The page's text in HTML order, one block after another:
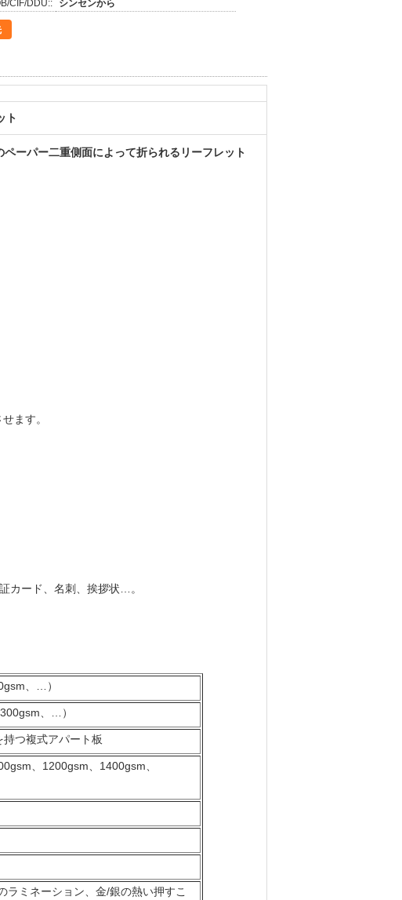
CIF/DDU::
シンセンから
ト
ーパー二重側面によって折られるリーフレット
ます。
カード、名刺、挨拶状…。
、…）
、…）
つ複式アパート板
、1200gsm、1400gsm、
ラミネーション、金/銀の熱い押すこ